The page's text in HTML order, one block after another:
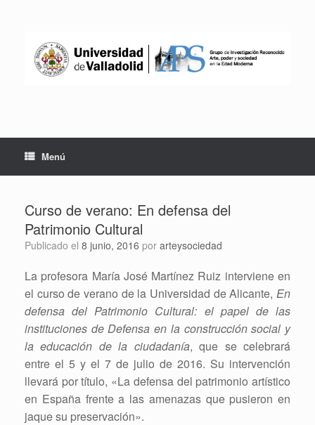
Menú
Curso de verano: En defensa del
Patrimonio Cultural
Publicado el 8 junio, 2016 por arteysociedad
La profesora María José Martínez Ruiz interviene en
el curso de verano de la Universidad de Alicante, En
defensa del Patrimonio Cultural: el papel de las
instituciones de Defensa en la construcción social y
la educación de la ciudadanía, que se celebrará
entre el 5 y el 7 de julio de 2016. Su intervención
llevará por título, «La defensa del patrimonio artístico
en España frente a las amenazas que pusieron en
jaque su preservación».